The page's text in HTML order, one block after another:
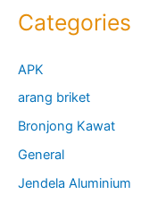
Categories
APK
arang briket
Bronjong Kawat
General
Jendela Aluminium